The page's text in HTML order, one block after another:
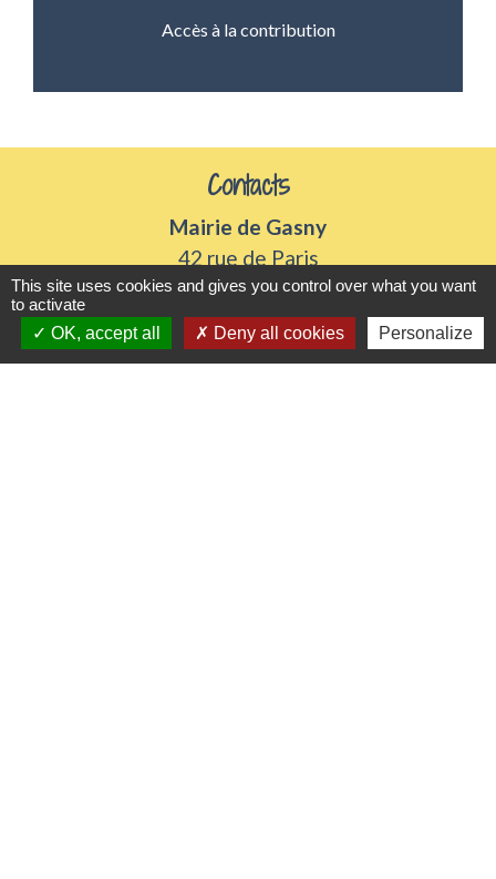
Accès à la contribution
Contacts
Mairie de Gasny
42 rue de Paris
27620 Gasny - FRANCE
+33 2 32 77 54 50
This site uses cookies and gives you control over what you want
to activate
OK, accept all
Deny all cookies Personalize